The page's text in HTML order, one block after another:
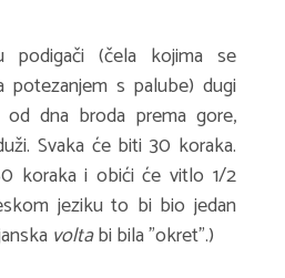
podigači (čela kojima se
potezanjem s palube) dugi
dna broda prema gore,
Svaka će biti 30 koraka.
koraka i obići će vitlo 1/2
jeziku to bi bio jedan
voltabi bila "okret".)